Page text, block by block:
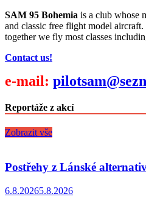
SAM 95 Bohemia is a club whose
and classic free flight model
together we fly most classes
Contact us!
e-mail:
Reportáže z akcí
Zobrazit vše
Postřehy z Lánské
6.8.20265.8.2026